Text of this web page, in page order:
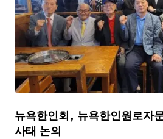
뉴욕한인회, 뉴욕한인원로자
사태 논의